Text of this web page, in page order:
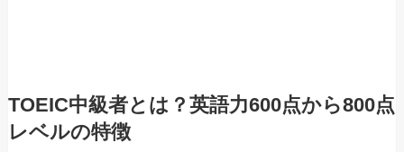
TOEIC中級者とは？英語力600点から800点
レベルの特徴